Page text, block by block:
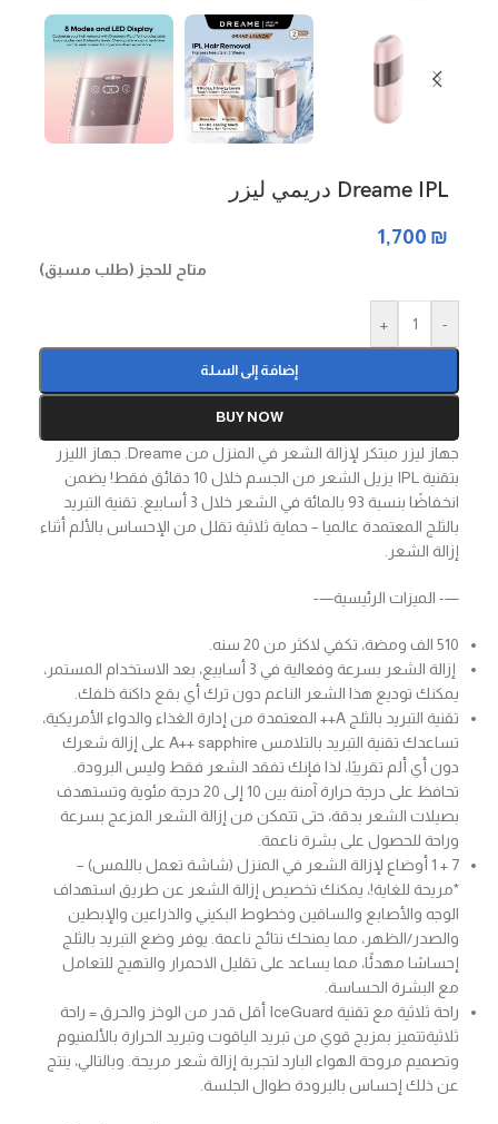
Dreame IPL دريمي ليزر
1,700 ₪
متاح للحجز (طلب مسبق)
-
+
إضافة إلى السلة
BUY NOW
جهاز ليزر مبتكر لإزالة الشعر في المنزل من Dreame. جهاز الليزر
بتقنية IPL يزيل الشعر من الجسم خلال 10 دقائق فقط! يضمن
انخفاضًا بنسبة 93 بالمائة في الشعر خلال 3 أسابيع. تقنية التبريد
بالثلج المعتمدة عالميا – حماية ثلاثية تقلل من الإحساس بالألم أثناء
إزالة الشعر.
—- الميزات الرئيسية—-
510 الف ومضة، تكفي لاكثر من 20 سنه.
إزالة الشعر بسرعة وفعالية في 3 أسابيع، بعد الاستخدام المستمر،
يمكنك توديع هذا الشعر الناعم دون ترك أي بقع داكنة خلفك.
تقنية التبريد بالثلج A++ المعتمدة من إدارة الغذاء والدواء الأمريكية،
تساعدك تقنية التبريد بالتلامس A++ sapphire على إزالة شعرك
دون أي ألم تقريبًا، لذا فإنك تفقد الشعر فقط وليس البرودة.
تحافظ على درجة حرارة آمنة بين 10 إلى 20 درجة مئوية وتستهدف
بصيلات الشعر بدقة، حتى تتمكن من إزالة الشعر المزعج بسرعة
وراحة للحصول على بشرة ناعمة.
7 + 1 أوضاع لإزالة الشعر في المنزل (شاشة تعمل باللمس) –
*مريحة للغاية!، يمكنك تخصيص إزالة الشعر عن طريق استهداف
الوجه والأصابع والساقين وخطوط البكيني والذراعين والإبطين
والصدر/الظهر، مما يمنحك نتائج ناعمة. يوفر وضع التبريد بالثلج
إحساسًا مهدئًا، مما يساعد على تقليل الاحمرار والتهيج للتعامل
مع البشرة الحساسة.
راحة ثلاثية مع تقنية IceGuard أقل قدر من الوخز والحرق = راحة
ثلاثيةتتميز بمزيج قوي من تبريد الياقوت وتبريد الحرارة بالألمنيوم
وتصميم مروحة الهواء البارد لتجربة إزالة شعر مريحة. وبالتالي، ينتج
عن ذلك إحساس بالبرودة طوال الجلسة.